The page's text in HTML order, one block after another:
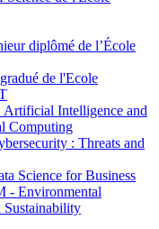
diplômé de l’École
de l'Ecole
Intelligence and
Computing
: Threats and
Science for Business
- Environmental
Sustainability